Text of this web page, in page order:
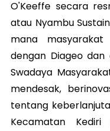
O'Keeffe secara
atau Nyambu
mana
dengan Diageo dan
Swadaya
mendesak,
tentang
Kecamatan Kediri